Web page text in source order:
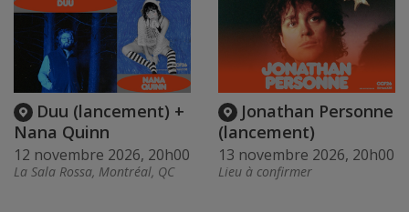
Duu (lancement) +
Nana Quinn
12 novembre 2026, 20h00
La Sala Rossa, Montréal, QC
Jonathan Personne
(lancement)
13 novembre 2026, 20h00
Lieu à confirmer